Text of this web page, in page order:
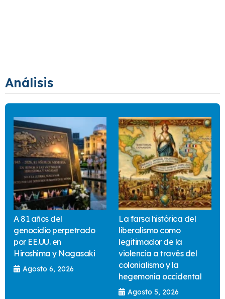
Análisis
A 81 años del
genocidio perpetrado
por EE.UU. en
Hiroshima y Nagasaki
Agosto 6, 2026
La farsa histórica del
liberalismo como
legitimador de la
violencia a través del
colonialismo y la
hegemonía occidental
Agosto 5, 2026